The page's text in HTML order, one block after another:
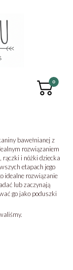
bawełnianej z
rozwiązaniem
rączki i nóżki dziecka
etapach jego
idealne rozwiązanie
lub zaczynają
go jako poduszki